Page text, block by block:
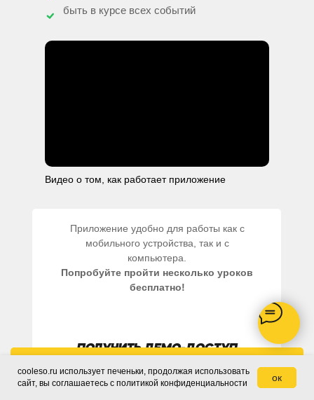
Приложение удобно для работы как с
мобильного устройства, так и с
компьютера.
Попробуйте пройти несколько уроков
бесплатно!
ПОЛУЧИТЬ ДЕМО-ДОСТУП
Видео о том, как работает приложение
быть в курсе всех событий
Заказать звонок
cooleso.ru использует печеньки, продолжая использовать
сайт, вы соглашаетесь c политикой конфиденциальности
ок